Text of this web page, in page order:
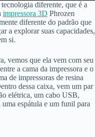
diferente, que é a
impressora 3D Phrozen
diferente do padrão que
a explorar suas capacidades,
si.
vemos que ela vem com seu
a cama da impressora e o
de impressoras de resina
dessa caixa, vem um par
elétrica, um cabo USB,
espátula e um funil para